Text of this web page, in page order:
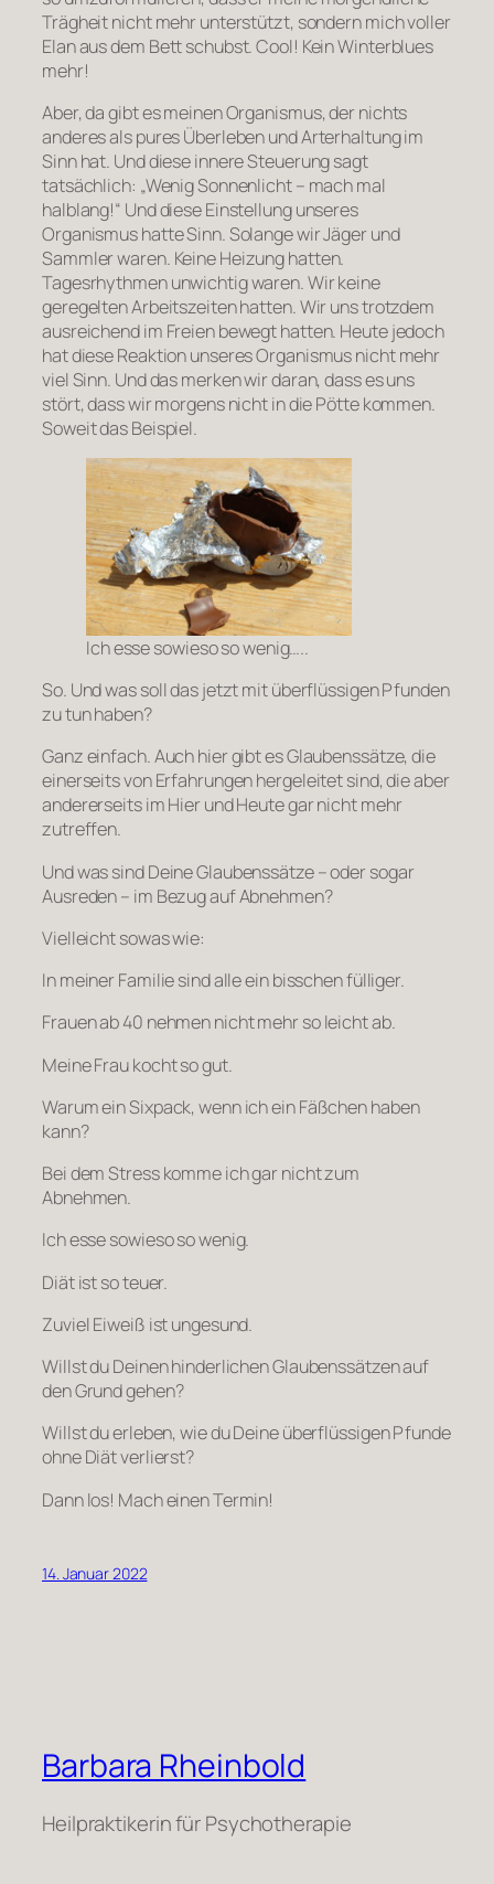
Trägheit nicht mehr unterstützt, sondern mich voller
Elan aus dem Bett schubst. Cool! Kein Winterblues
mehr!
Aber, da gibt es meinen Organismus, der nichts
anderes als pures Überleben und Arterhaltung im
Sinn hat. Und diese innere Steuerung sagt
tatsächlich: „Wenig Sonnenlicht – mach mal
halblang!“ Und diese Einstellung unseres
Organismus hatte Sinn. Solange wir Jäger und
Sammler waren. Keine Heizung hatten.
Tagesrhythmen unwichtig waren. Wir keine
geregelten Arbeitszeiten hatten. Wir uns trotzdem
ausreichend im Freien bewegt hatten. Heute jedoch
hat diese Reaktion unseres Organismus nicht mehr
viel Sinn. Und das merken wir daran, dass es uns
stört, dass wir morgens nicht in die Pötte kommen.
Soweit das Beispiel.
Ich esse sowieso so wenig…..
So. Und was soll das jetzt mit überflüssigen Pfunden
zu tun haben?
Ganz einfach. Auch hier gibt es Glaubenssätze, die
einerseits von Erfahrungen hergeleitet sind, die aber
andererseits im Hier und Heute gar nicht mehr
zutreffen.
Und was sind Deine Glaubenssätze – oder sogar
Ausreden – im Bezug auf Abnehmen?
Vielleicht sowas wie:
In meiner Familie sind alle ein bisschen fülliger.
Frauen ab 40 nehmen nicht mehr so leicht ab.
Meine Frau kocht so gut.
Warum ein Sixpack, wenn ich ein Fäßchen haben
kann?
Bei dem Stress komme ich gar nicht zum
Abnehmen.
Ich esse sowieso so wenig.
Diät ist so teuer.
Zuviel Eiweiß ist ungesund.
Willst du Deinen hinderlichen Glaubenssätzen auf
den Grund gehen?
Willst du erleben, wie du Deine überflüssigen Pfunde
ohne Diät verlierst?
Dann los! Mach einen Termin!
14. Januar 2022
Barbara Rheinbold
Heilpraktikerin für Psychotherapie